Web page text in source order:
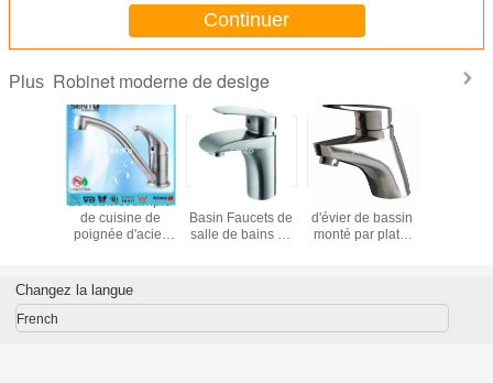
Continuer
Plus Robinet moderne de desige
304/316 robinet
d'acier inoxydable
poignée simple
degrés abaissent
le mélangeur
cuisine spéciale
de robinet d'acier
inoxydable de la
Robinet européen
à levier unique de
cuisine de style
Changez la langue
French